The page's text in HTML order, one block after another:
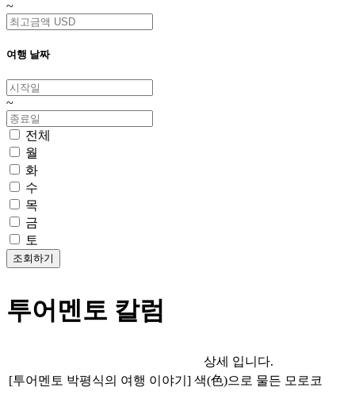
~
여행 날짜
~
전체
월
화
수
목
금
토
투어멘토 칼럼
상세 입니다.
[투어멘토 박평식의 여행 이야기] 색(色)으로 물든 모로코